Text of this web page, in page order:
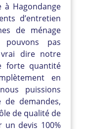
Hagondange
d’entretien
de ménage
pouvons pas
dire notre
forte quantité
en
puissions
demandes,
de qualité de
un devis 100%